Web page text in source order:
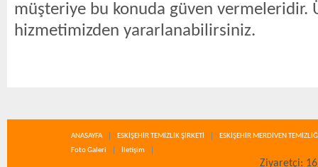
müşteriye bu konuda güven vermeleridir.
hizmetimizden yararlanabilirsiniz.
ANASAYFA ESKİŞEHİR TEMİZLİK ŞİRKETİ
ESKİŞEHİR MERDİVEN
Foto Galeri
İletişim
Ziyaretçi: